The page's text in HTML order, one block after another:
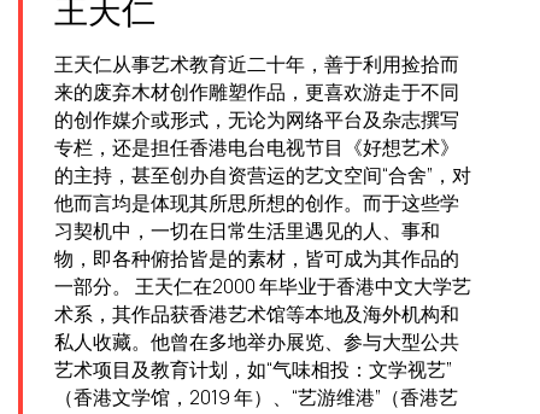
王天仁
王天仁从事艺术教育近二十年，善于利用捡拾而
来的废弃木材创作雕塑作品，更喜欢游走于不同
的创作媒介或形式，无论为网络平台及杂志撰写
专栏，还是担任香港电台电视节目《好想艺术》
的主持，甚至创办自资营运的艺文空间“合舍”，对
他而言均是体现其所思所想的创作。而于这些学
习契机中，一切在日常生活里遇见的人、事和
物，即各种俯拾皆是的素材，皆可成为其作品的
一部分。 王天仁在2000 年毕业于香港中文大学艺
术系，其作品获香港艺术馆等本地及海外机构和
私人收藏。他曾在多地举办展览、参与大型公共
艺术项目及教育计划，如“气味相投：文学视艺”
（香港文学馆，2019 年）、“艺游维港”（香港艺